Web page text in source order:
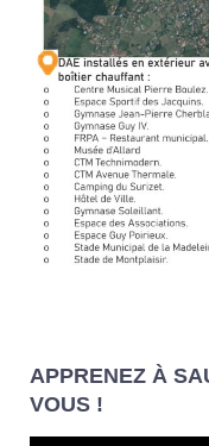
APPRENEZ À
VOUS !